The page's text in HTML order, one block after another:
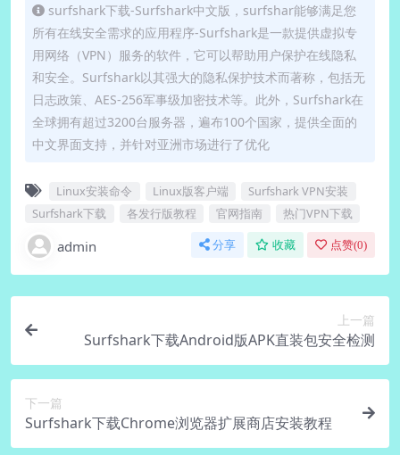
surfshark下载-Surfshark中文版，surfshar能够满足您
所有在线安全需求的应用程序-Surfshark是一款提供虚拟专
用网络（VPN）服务的软件，它可以帮助用户保护在线隐私
和安全。Surfshark以其强大的隐私保护技术而著称，包括无
日志政策、AES-256军事级加密技术等。此外，Surfshark在
全球拥有超过3200台服务器，遍布100个国家，提供全面的
中文界面支持，并针对亚洲市场进行了优化
Linux安装命令 Linux版客户端
Surfshark VPN安装
Surfshark下载
各发行版教程 官网指南 热门VPN下载
admin 分享 收藏 点赞(0)
上一篇
Surfshark下载Android版APK直装包安全检测
下一篇
Surfshark下载Chrome浏览器扩展商店安装教程